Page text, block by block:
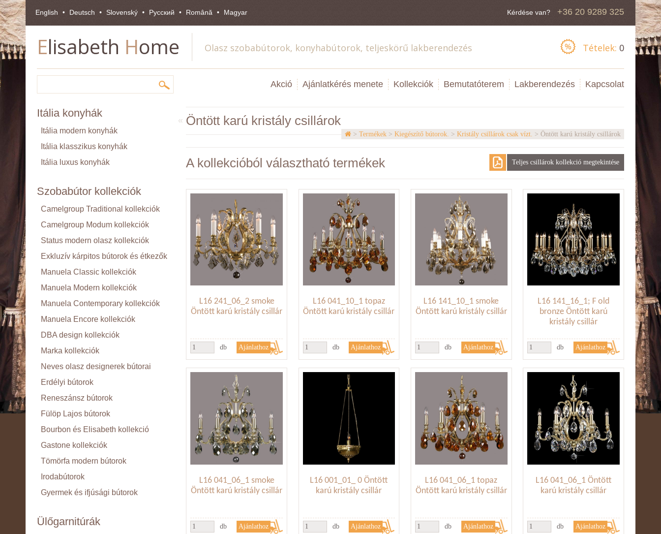
English Deutsch Slovenský Pусский Română Magyar Kérdése van? +36 20 9289 325
Elisabeth Home Olasz szobabútorok, konyhabútorok, teljeskörű lakberendezés Tételek: 0
Akció Ajánlatkérés menete Kollekciók Bemutatóterem Lakberendezés Kapcsolat
Itália konyhák
Itália modern konyhák
Itália klasszikus konyhák
Itália luxus konyhák
Szobabútor kollekciók
Camelgroup Traditional kollekciók
Camelgroup Modum kollekciók
Status modern olasz kollekciók
Exkluzív kárpitos bútorok és étkezők
Manuela Classic kollekciók
Manuela Modern kollekciók
Manuela Contemporary kollekciók
Manuela Encore kollekciók
DBA design kollekciók
Marka kollekciók
Neves olasz designerek bútorai
Erdélyi bútorok
Reneszánsz bútorok
Fülöp Lajos bútorok
Bourbon és Elisabeth kollekció
Gastone kollekciók
Tömörfa modern bútorok
Irodabútorok
Gyermek és ifjúsági bútorok
Ülőgarnitúrák
Öntött karú kristály csillárok
«
> Termékek> Kiegészítő bútorok. > Kristály csillárok csak vízt. > Öntött karú kristály csillárok
A kollekcióból választható termékek Teljes csillárok kollekció megtekintése
L16 241_06_2 smoke
Öntött karú kristály csillár
db
L16 041_10_1 topaz
Öntött karú kristály csillár
db
L16 141_10_1 smoke
Öntött karú kristály csillár
db
L16 141_16_1; F old
bronze Öntött karú
kristály csillár
db
L16 041_06_1 smoke
Öntött karú kristály csillár
db
L16 001_01_ 0 Öntött
karú kristály csillár
db
L16 041_06_1 topaz
Öntött karú kristály csillár
db
L16 041_06_1 Öntött
karú kristály csillár
db